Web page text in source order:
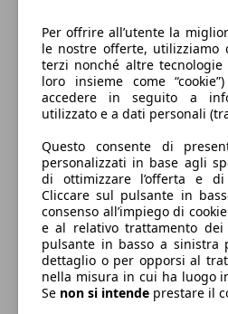
Diesel
Carburante
125 g/km
Emissioni di CO2 (combinato)*
Per offrire all’utente la
le nostre offerte,
terzi nonché altre
loro insieme come
accedere in seguito a
utilizzato e a dati personali
Questo consente di
personalizzati in base agli
di ottimizzare l’offerta e
Cliccare sul pulsante in
consenso all’impiego di
e al relativo trattamento
pulsante in basso a sinistra
dettaglio o per opporsi al
nella misura in cui ha luogo
Se non si intende prestare il